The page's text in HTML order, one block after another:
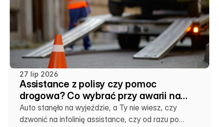
27 lip 2026
Assistance z polisy czy pomoc
drogowa? Co wybrać przy awarii na
wakacjach
Auto stanęło na wyjeździe, a Ty nie wiesz, czy
dzwonić na infolinię assistance, czy od razu po